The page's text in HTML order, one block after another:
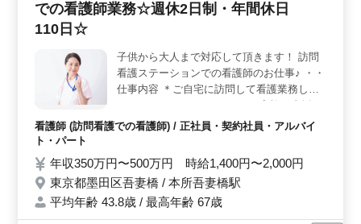
い業務に携わることができます。特に、経験豊富な方は
歓迎されますので、スキルを活かして働けます。 ＜
給与＆福利厚生＞ 年収350万円〜480万円や時給1,400
円〜1,900円といった魅力的な給与水準が用意されていま
す。さらに、通勤手当や福利厚生も充実していますの
で、安心して長く働くことができます。
での看護師業務☆週休2日制・年間休日
110日☆
子供から大人まで対応して頂きます！ 訪問
看護ステーションでの看護師のお仕事♪ ・・
仕事内容 ＊ご自宅に訪問して看護業務して
相談 医療機器の管理・指導 服薬指導 等
看護師として利用者様のケア致しませんか？
皆様のご応募お待ちしております！
看護師 (訪問看護での看護師) / 正社員・契約社員・アルバイ
ト・パート
年収350万円〜500万円 時給1,400円〜2,000円
東京都墨田区吾妻橋 / 本所吾妻橋駅
平均年齢 43.8歳 / 最高年齢 67歳